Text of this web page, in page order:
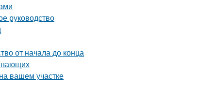
руководство
от начала до конца
вашем участке